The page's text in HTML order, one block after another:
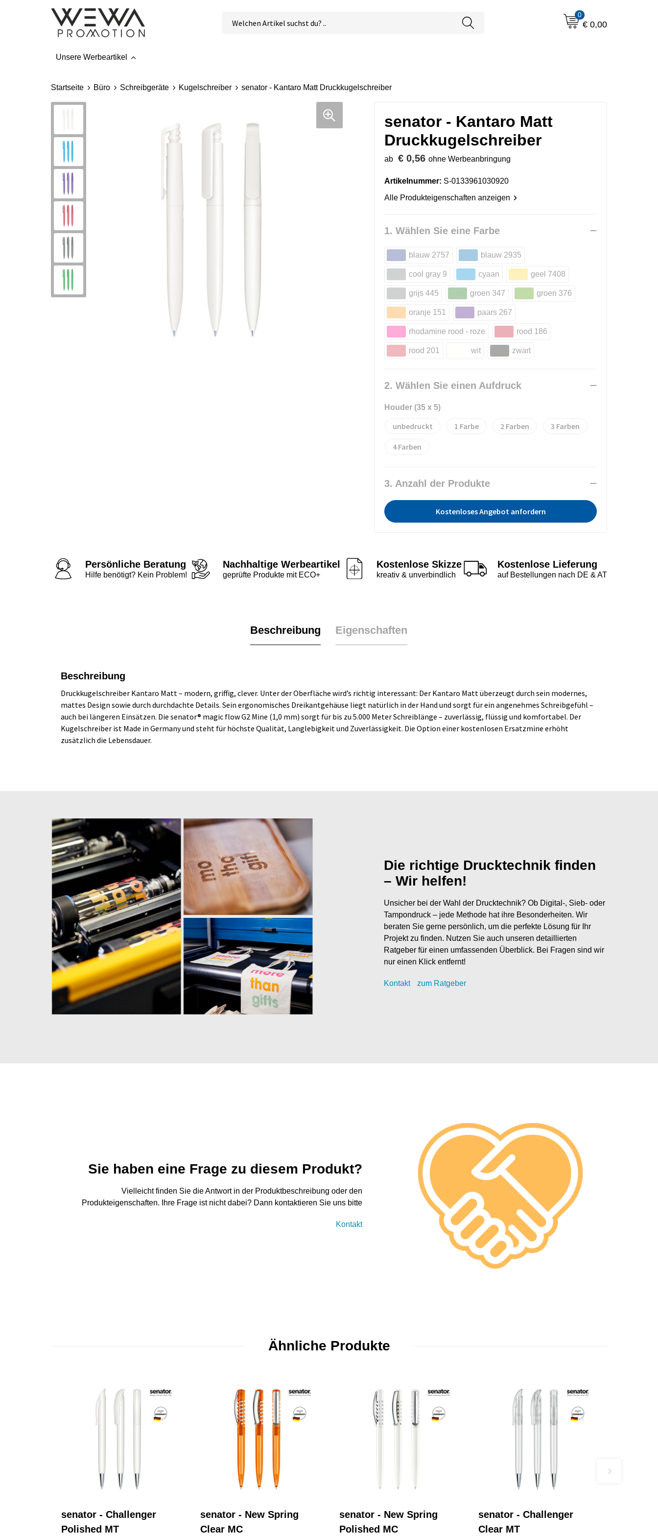
0
€ 0,00
Unsere Werbeartikel
Startseite Büro Schreibgeräte Kugelschreiber senator - Kantaro Matt Druckkugelschreiber
senator - Kantaro Matt
Druckkugelschreiber
ab € 0,56 ohne Werbeanbringung
Artikelnummer: S-0133961030920
Alle Produkteigenschaften anzeigen
1. Wählen Sie eine Farbe
blauw 2757 blauw 2935
cool gray 9 cyaan geel 7408
grijs 445 groen 347 groen 376
oranje 151 paars 267
rhodamine rood - roze rood 186
rood 201 wit zwart
2. Wählen Sie einen Aufdruck
Houder (35 x 5)
unbedruckt 1 2 3
4
3. Anzahl der Produkte
Kostenloses Angebot anfordern
Persönliche Beratung
Hilfe benötigt? Kein Problem!
Nachhaltige Werbeartikel
geprüfte Produkte mit ECO+
Kostenlose Skizze
kreativ & unverbindlich
Kostenlose Lieferung
auf Bestellungen nach DE & AT
Beschreibung Eigenschaften
Beschreibung
Druckkugelschreiber Kantaro Matt – modern, griffig, clever. Unter der Oberfläche wird’s richtig interessant: Der Kantaro Matt überzeugt durch sein modernes,
mattes Design sowie durch durchdachte Details. Sein ergonomisches Dreikantgehäuse liegt natürlich in der Hand und sorgt für ein angenehmes Schreibgefühl –
auch bei längeren Einsätzen. Die senator® magic flow G2 Mine (1,0 mm) sorgt für bis zu 5.000 Meter Schreiblänge – zuverlässig, flüssig und komfortabel. Der
Kugelschreiber ist Made in Germany und steht für höchste Qualität, Langlebigkeit und Zuverlässigkeit. Die Option einer kostenlosen Ersatzmine erhöht
zusätzlich die Lebensdauer.
Die richtige Drucktechnik finden
– Wir helfen!
Unsicher bei der Wahl der Drucktechnik? Ob Digital-, Sieb- oder
Tampondruck – jede Methode hat ihre Besonderheiten. Wir
beraten Sie gerne persönlich, um die perfekte Lösung für Ihr
Projekt zu finden. Nutzen Sie auch unseren detaillierten
Ratgeber für einen umfassenden Überblick. Bei Fragen sind wir
nur einen Klick entfernt!
Kontakt zum Ratgeber
Sie haben eine Frage zu diesem Produkt?
Vielleicht finden Sie die Antwort in der Produktbeschreibung oder den
Produkteigenschaften. Ihre Frage ist nicht dabei? Dann kontaktieren Sie uns bitte
Kontakt
Ähnliche Produkte
senator - Challenger
Polished MT
senator - New Spring
Clear MC
senator - New Spring
Polished MC
senator - Challenger
Clear MT